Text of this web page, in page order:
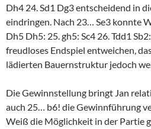
Dh4 24. Sd1 Dg3 entscheidend in
eindringen. Nach 23… Se3 konnte
Dh5 Dh5: 25. gh5: Sc4 26. Tdd1
freudloses Endspiel entweichen,
lädierten Bauernstruktur jedoch
Die Gewinnstellung bringt Jan
auch 25… b6! die Gewinnführung
Weiß die Möglichkeit in der Partie